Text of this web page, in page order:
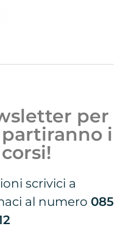
per
i
scrivici a
al numero 085